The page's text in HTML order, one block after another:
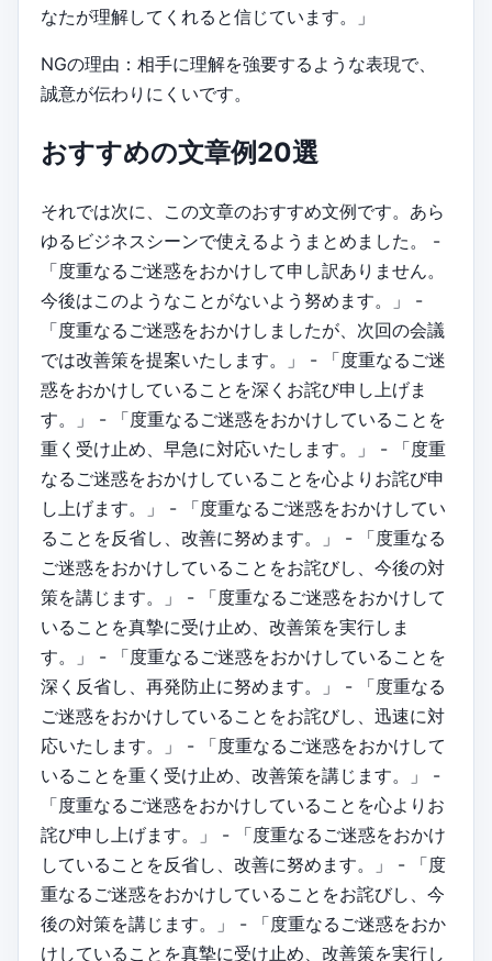
なたが理解してくれると信じています。」
NGの理由：相手に理解を強要するような表現で、
誠意が伝わりにくいです。
おすすめの文章例20選
それでは次に、この文章のおすすめ文例です。あら
ゆるビジネスシーンで使えるようまとめました。 -
「度重なるご迷惑をおかけして申し訳ありません。
今後はこのようなことがないよう努めます。」 -
「度重なるご迷惑をおかけしましたが、次回の会議
では改善策を提案いたします。」 - 「度重なるご迷
惑をおかけしていることを深くお詫び申し上げま
す。」 - 「度重なるご迷惑をおかけしていることを
重く受け止め、早急に対応いたします。」 - 「度重
なるご迷惑をおかけしていることを心よりお詫び申
し上げます。」 - 「度重なるご迷惑をおかけしてい
ることを反省し、改善に努めます。」 - 「度重なる
ご迷惑をおかけしていることをお詫びし、今後の対
策を講じます。」 - 「度重なるご迷惑をおかけして
いることを真摯に受け止め、改善策を実行しま
す。」 - 「度重なるご迷惑をおかけしていることを
深く反省し、再発防止に努めます。」 - 「度重なる
ご迷惑をおかけしていることをお詫びし、迅速に対
応いたします。」 - 「度重なるご迷惑をおかけして
いることを重く受け止め、改善策を講じます。」 -
「度重なるご迷惑をおかけしていることを心よりお
詫び申し上げます。」 - 「度重なるご迷惑をおかけ
していることを反省し、改善に努めます。」 - 「度
重なるご迷惑をおかけしていることをお詫びし、今
後の対策を講じます。」 - 「度重なるご迷惑をおか
けしていることを真摯に受け止め、改善策を実行し